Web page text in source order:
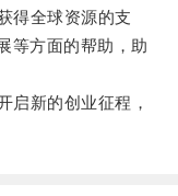
全球资源的支
等方面的帮助，助
新的创业征程，